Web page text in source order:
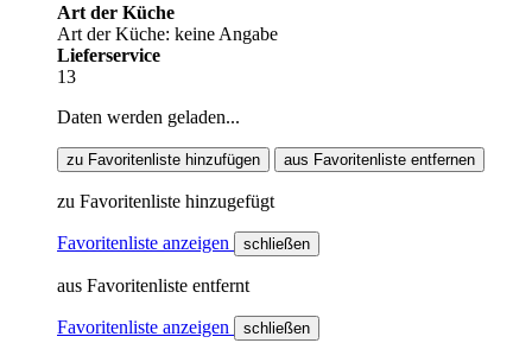
Art der Küche
Art der Küche: keine Angabe
Lieferservice
13
Daten werden geladen...
zu Favoritenliste hinzufügen aus Favoritenliste entfernen
zu Favoritenliste hinzugefügt
Favoritenliste anzeigen schließen
aus Favoritenliste entfernt
Favoritenliste anzeigen schließen